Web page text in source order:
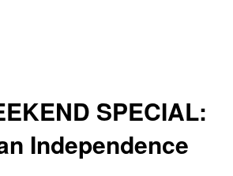
SPECIAL:
Independence